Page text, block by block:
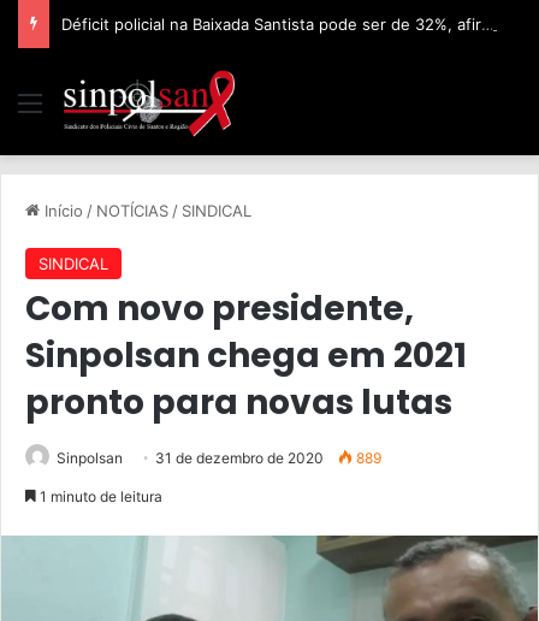
Déficit policial na Baixada Santista pode ser de 32%, afirma Sinpolsan
Início / NOTÍCIAS / SINDICAL
SINDICAL
Com novo presidente,
Sinpolsan chega em 2021
pronto para novas lutas
Sinpolsan 31 de dezembro de 2020 889
1 minuto de leitura